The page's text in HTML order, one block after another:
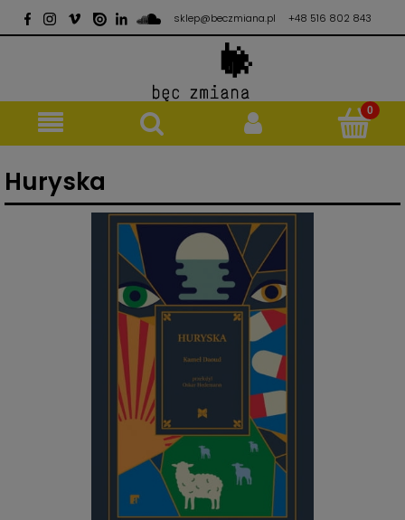
sklep@beczmiana.pl +48 516 802 843
Huryska